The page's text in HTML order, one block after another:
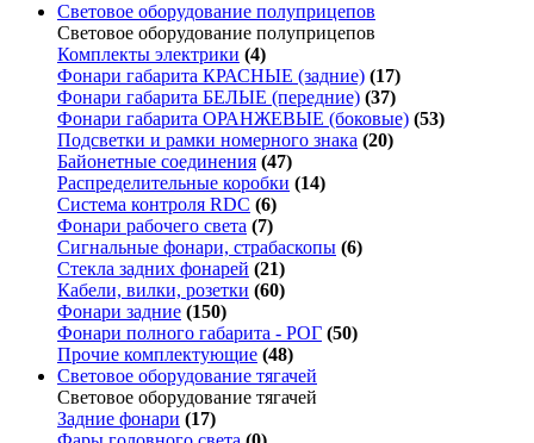
Световое оборудование полуприцепов
Световое оборудование полуприцепов
Комплекты электрики (4)
Фонари габарита КРАСНЫЕ (задние) (17)
Фонари габарита БЕЛЫЕ (передние) (37)
Фонари габарита ОРАНЖЕВЫЕ (боковые) (53)
Подсветки и рамки номерного знака (20)
Байонетные соединения (47)
Распределительные коробки (14)
Система контроля RDC (6)
Фонари рабочего света (7)
Сигнальные фонари, страбаскопы (6)
Стекла задних фонарей (21)
Кабели, вилки, розетки (60)
Фонари задние (150)
Фонари полного габарита - РОГ (50)
Прочие комплектующие (48)
Световое оборудование тягачей
Световое оборудование тягачей
Задние фонари (17)